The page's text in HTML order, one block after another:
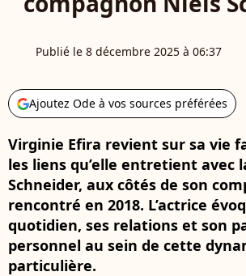
Publié le 8 décembre 2025 à 06:37
Ajoutez Ode à vos sources préférées
Virginie Efira revient sur sa vie
les liens qu’elle entretient avec
Schneider, aux côtés de son
rencontré en 2018. L’actrice
quotidien, ses relations et son
personnel au sein de cette
particulière.